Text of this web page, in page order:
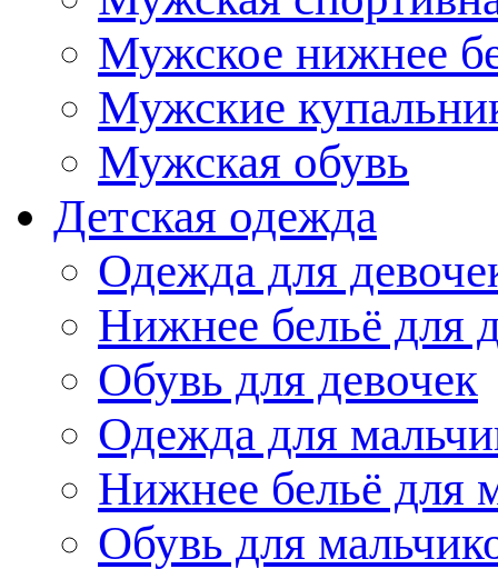
Мужское нижнее
Мужские
Мужская обувь
Детская одежда
Одежда для
Нижнее бельё для
Обувь для девочек
Одежда для
Нижнее бельё для
Обувь для